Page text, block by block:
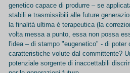
genetico capace di produrre – se
stabili e trasmissibili alle future
la finalità ultima è terapeutica (la
volta messa a punto, essa non possa
l'idea – di stampo "eugenetico" - di
caratteristiche volute dal committente?
potenziale sorgente di inaccettabili